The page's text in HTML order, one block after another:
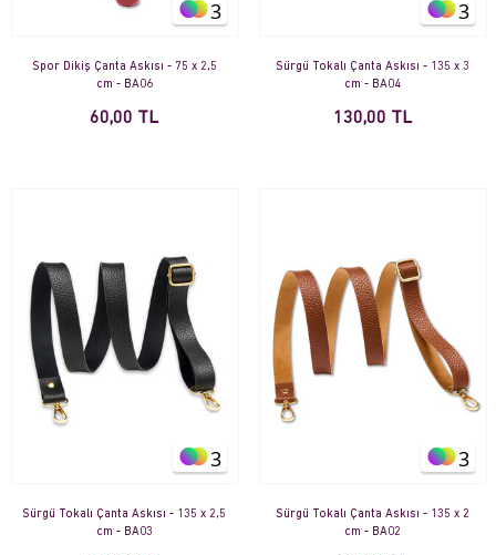
3
Spor Dikiş Çanta Askısı - 75 x 2,5
cm - BA06
60,00 TL
3
Sürgü Tokalı Çanta Askısı - 135 x 3
cm - BA04
130,00 TL
3
Sürgü Tokalı Çanta Askısı - 135 x 2,5
cm - BA03
3
Sürgü Tokalı Çanta Askısı - 135 x 2
cm - BA02